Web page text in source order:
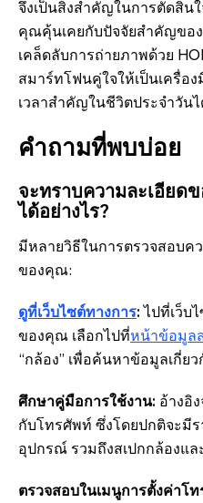
จึงเป็นสิ่งสำคัญในการตัดสิน
คุณคุ้นเคยกับปัจจัยสำคัญขอ
เคล็ดลับการถ่ายภาพด้วย
สมาร์ทโฟนคู่ใจให้เป็นเครื่อ
เวลาสำคัญในชีวิตประจำวันไ
คำถามที่พบบ่อย
จะทราบความละเอียด
ได้อย่างไร?
มีหลายวิธีในการตรวจสอบค
ของคุณ:
ดูที่เว็บไซต์ทางการ: ไปที่เว็บ
ของคุณ เลือกไปที่หน้าข้อมูล
“กล้อง” เพื่อค้นหาข้อมูลเกี่ย
ศึกษาคู่มือการใช้งาน: อ้างอิ
กับโทรศัพท์ ซึ่งโดยปกติจะมีร
อุปกรณ์ รวมถึงสเปกกล้องแล
ตรวจสอบในเมนูการตั้งค่าโ